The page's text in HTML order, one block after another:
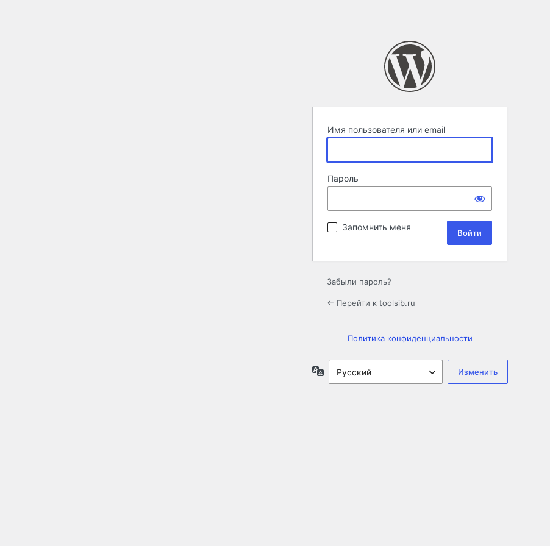
Имя пользователя или email
Пароль
Запомнить меня
Забыли пароль?
← Перейти к toolsib.ru
Политика конфиденциальности
Язык